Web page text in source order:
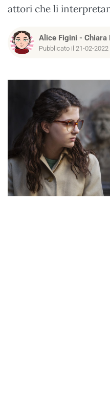
attori che li
Alice Figini - Chiara
Pubblicato il 21-02-2022